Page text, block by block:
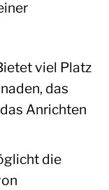
viel Platz
das
Anrichten
die